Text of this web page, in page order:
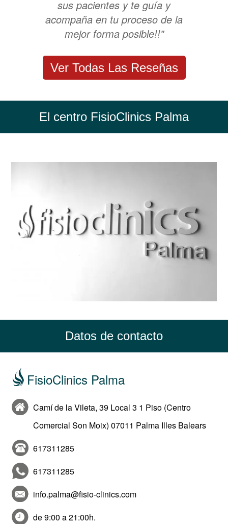
sus pacientes y te guía y
acompaña en tu proceso de la
mejor forma posible!!"
Ver Todas Las Reseñas
El centro FisioClinics Palma
Datos de contacto
FisioClinics Palma
Camí de la Vileta, 39 Local 3 1 Piso (Centro
Comercial Son Moix) 07011 Palma Illes Balears
617311285
617311285
info.palma@fisio-clinics.com
de 9:00 a 21:00h.